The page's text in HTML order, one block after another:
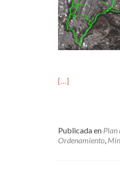
[…]
Publicada en Plan
Ordenamiento,